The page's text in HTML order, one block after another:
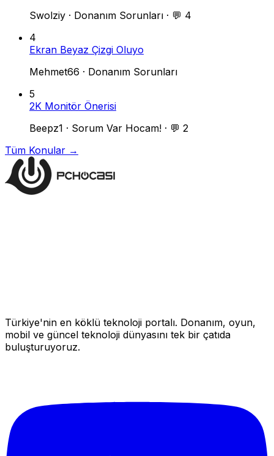
Swolziy · Donanım Sorunları · 💬 4
4
Ekran Beyaz Çizgi Oluyo
Mehmet66 · Donanım Sorunları
5
2K Monitör Önerisi
Beepz1 · Sorum Var Hocam! · 💬 2
Tüm Konular →
Türkiye'nin en köklü teknoloji portalı. Donanım, oyun,
mobil ve güncel teknoloji dünyasını tek bir çatıda
buluşturuyoruz.